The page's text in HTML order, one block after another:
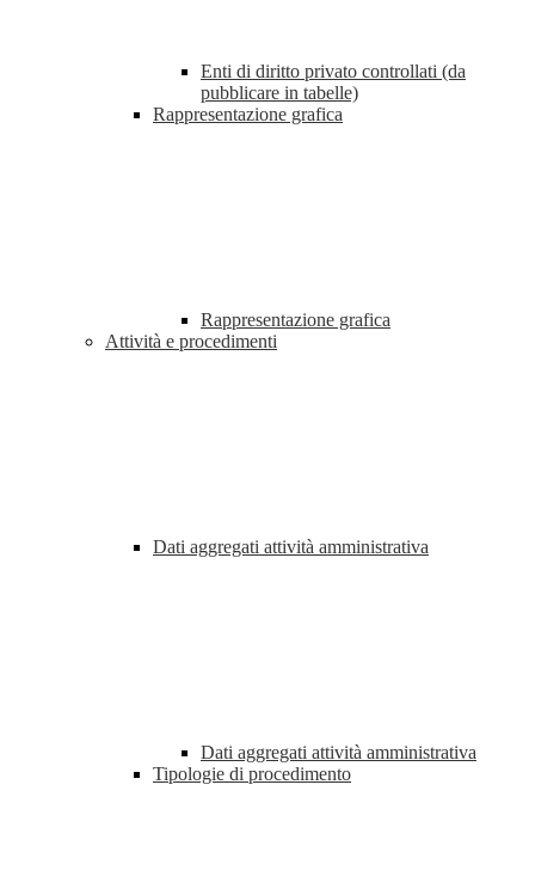
Enti di diritto privato controllati (da
pubblicare in tabelle)
Rappresentazione grafica
Rappresentazione grafica
Attività e procedimenti
Dati aggregati attività amministrativa
Dati aggregati attività amministrativa
Tipologie di procedimento